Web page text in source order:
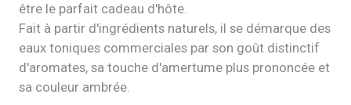
être le parfait cadeau d'hôte.
Fait à partir d'ingrédients naturels, il se démarque des
eaux toniques commerciales par son goût distinctif
d'aromates, sa touche d'amertume plus prononcée et
sa couleur ambrée.